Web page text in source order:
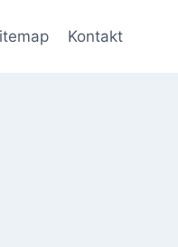
Kontakt